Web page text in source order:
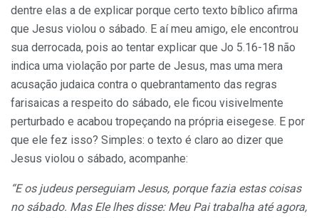
dentre elas a de explicar porque certo texto bíblico afirma
que Jesus violou o sábado. E aí meu amigo, ele encontrou
sua derrocada, pois ao tentar explicar que Jo 5.16-18 não
indica uma violação por parte de Jesus, mas uma mera
acusação judaica contra o quebrantamento das regras
farisaicas a respeito do sábado, ele ficou visivelmente
perturbado e acabou tropeçando na própria eisegese. E por
que ele fez isso? Simples: o texto é claro ao dizer que
Jesus violou o sábado, acompanhe:
“E os judeus perseguiam Jesus, porque fazia estas coisas
no sábado. Mas Ele lhes disse: Meu Pai trabalha até agora,